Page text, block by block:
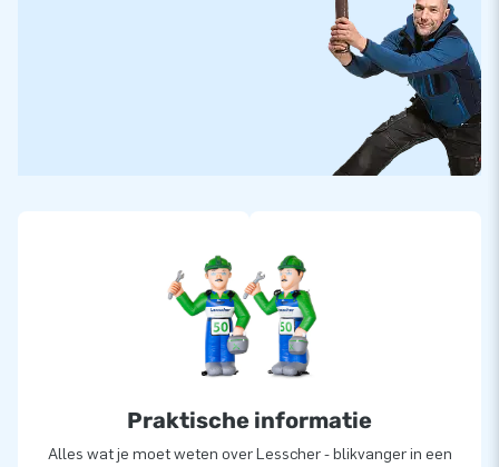
Praktische informatie
Alles wat je moet weten over Lesscher - blikvanger in een